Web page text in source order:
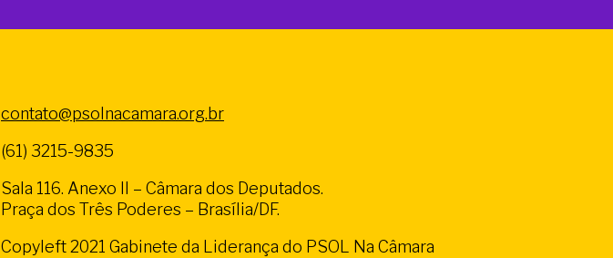
contato@psolnacamara.org.br
(61) 3215-9835
Sala 116. Anexo II – Câmara dos Deputados.
Praça dos Três Poderes – Brasília/DF.
Copyleft 2021 Gabinete da Liderança do PSOL Na Câmara